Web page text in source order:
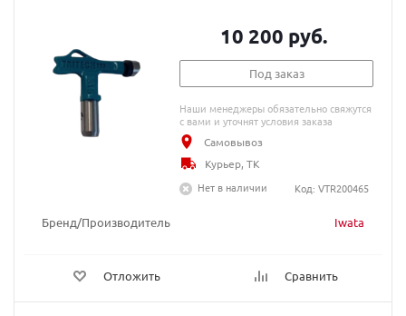
Бренд/Производитель Iwata
Отложить Сравнить
10 200 руб.
Под заказ
Наши менеджеры обязательно свяжутся
с вами и уточнят условия заказа
Самовывоз
Курьер, ТК
Нет в наличии
Код: VTR200465